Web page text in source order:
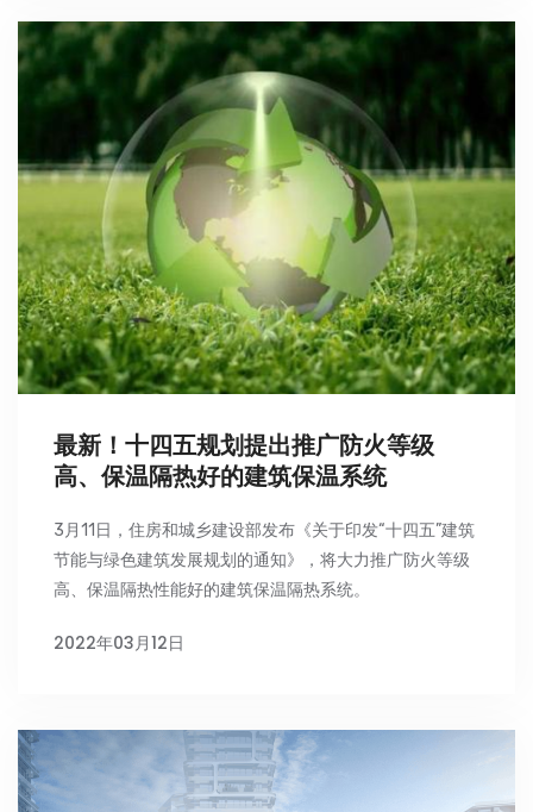
最新！十四五规划提出推广防火等级
高、保温隔热好的建筑保温系统
3月11日，住房和城乡建设部发布《关于印发“十四五”建筑
节能与绿色建筑发展规划的通知》，将大力推广防火等级
高、保温隔热性能好的建筑保温隔热系统。
2022年03月12日